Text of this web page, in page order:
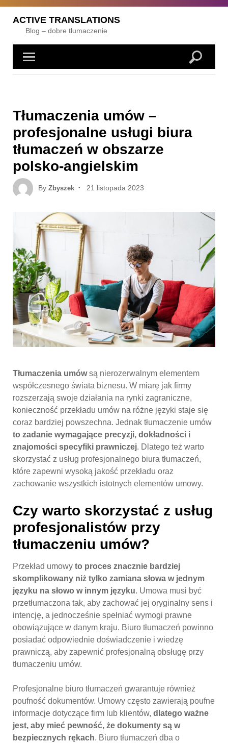
Skip
ACTIVE TRANSLATIONS
Blog – dobre tłumaczenie
Tłumaczenia umów –
profesjonalne usługi biura
tłumaczeń w obszarze
polsko-angielskim
By Zbyszek
Posted
21 listopada 2023
Tłumaczenia umówsą nierozerwalnym elementem
współczesnego świata biznesu. W miarę jak firmy
rozszerzają swoje działania na rynki zagraniczne,
konieczność przekładu umów na różne języki staje się
coraz bardziej powszechna. Jednak tłumaczenie umów
to zadanie wymagające precyzji, dokładności i
znajomości specyfiki prawniczej. Dlatego też warto
skorzystać z usług profesjonalnego biura tłumaczeń,
które zapewni wysoką jakość przekładu oraz
zachowanie wszystkich istotnych elementów umowy.
Czy warto skorzystać z usług
profesjonalistów przy
tłumaczeniu umów?
Przekład umowy to proces znacznie bardziej
skomplikowany niż tylko zamiana słowa w jednym
języku na słowo w innym języku. Umowa musi być
przetłumaczona tak, aby zachować jej oryginalny sens i
intencję, a jednocześnie spełniać wymogi prawne
obowiązujące w danym kraju. Biuro tłumaczeń powinno
posiadać odpowiednie doświadczenie i wiedzę
prawniczą, aby zapewnić profesjonalną obsługę przy
tłumaczeniu umów.
Profesjonalne biuro tłumaczeń gwarantuje również
poufność dokumentów. Umowy często zawierają poufne
informacje dotyczące firm lub klientów, dlatego ważne
jest, aby mieć pewność, że dokumenty są w
bezpiecznych rękach. Biuro tłumaczeń dba o